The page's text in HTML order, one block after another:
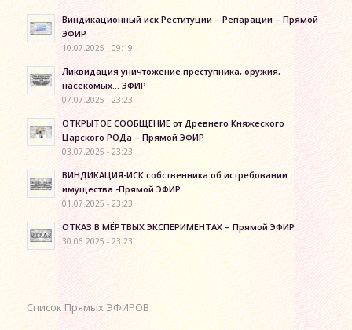
Виндикационный иск Реституции – Репарации – Прямой
ЭФИР
10.07.2025 - 09:19
Ликвидация уничтожение преступника, оружия,
насекомых… ЭФИР
07.07.2025 - 23:23
ОТКРЫТОЕ СООБЩЕНИЕ от Древнего Княжеского
Царского РОДа – Прямой ЭФИР
03.07.2025 - 23:23
ВИНДИКАЦИЯ-ИСК собственника об истребовании
имущества -Прямой ЭФИР
01.07.2025 - 23:23
ОТКАЗ В МЁРТВЫХ ЭКСПЕРИМЕНТАХ – Прямой ЭФИР
30.06.2025 - 23:23
Список Прямых ЭФИРОВ